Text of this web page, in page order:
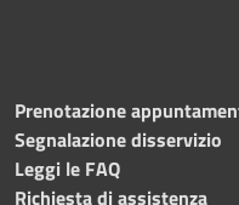
Prenotazione
Segnalazione disservizio
Leggi le FAQ
Richiesta di assistenza